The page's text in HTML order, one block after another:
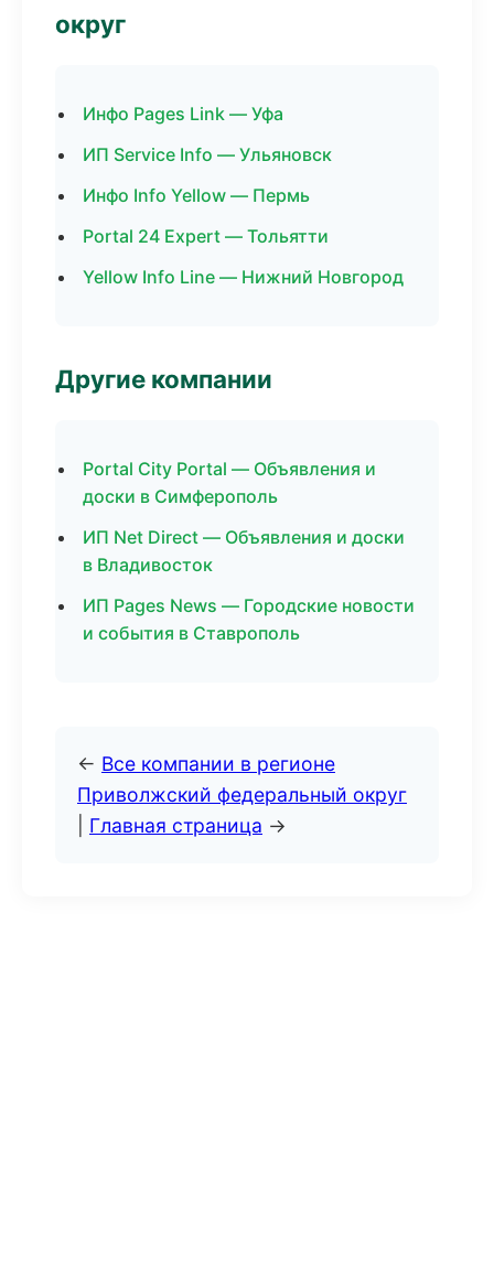
округ
Инфо Pages Link — Уфа
ИП Service Info — Ульяновск
Инфо Info Yellow — Пермь
Portal 24 Expert — Тольятти
Yellow Info Line — Нижний Новгород
Другие компании
Portal City Portal — Объявления и
доски в Симферополь
ИП Net Direct — Объявления и доски
в Владивосток
ИП Pages News — Городские новости
и события в Ставрополь
← Все компании в регионе
Приволжский федеральный округ
Главная страница →